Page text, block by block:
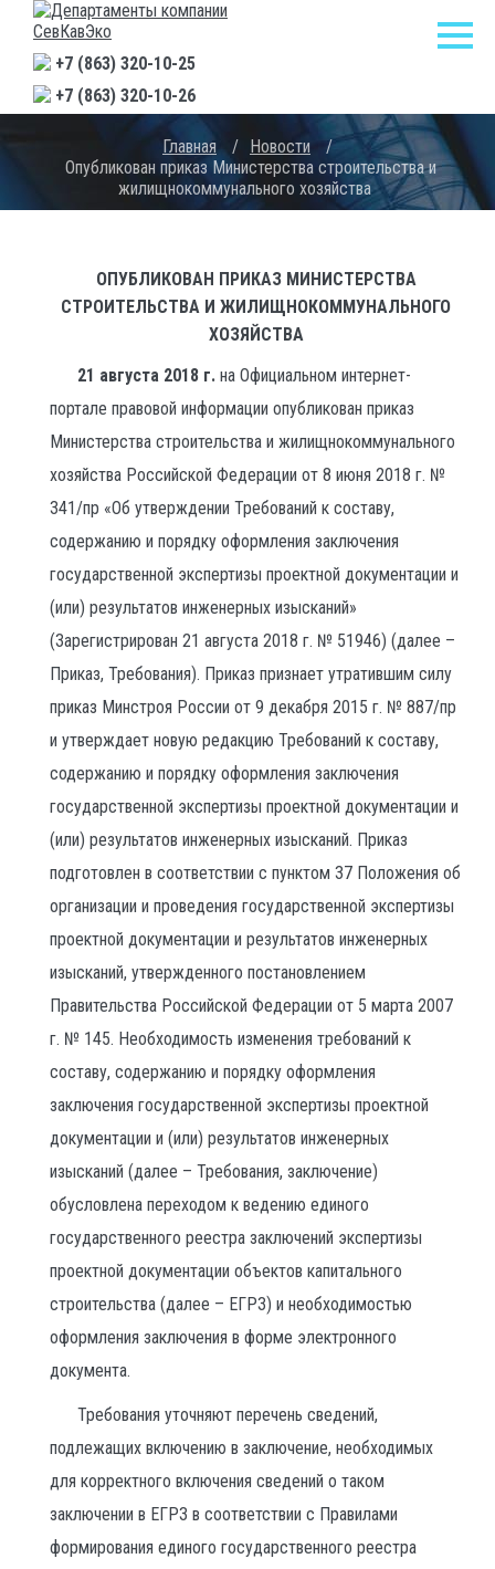
+7 (863) 320-10-25
+7 (863) 320-10-26
Главная / Новости
/
Опубликован приказ Министерства строительства и
жилищнокоммунального хозяйства
ОПУБЛИКОВАН ПРИКАЗ МИНИСТЕРСТВА
СТРОИТЕЛЬСТВА И ЖИЛИЩНОКОММУНАЛЬНОГО
ХОЗЯЙСТВА
21 августа 2018 г.на Официальном интернет-
портале правовой информации опубликован приказ
Министерства строительства и жилищнокоммунального
хозяйства Российской Федерации от 8 июня 2018 г. №
341/пр «Об утверждении Требований к составу,
содержанию и порядку оформления заключения
государственной экспертизы проектной документации и
(или) результатов инженерных изысканий»
(Зарегистрирован 21 августа 2018 г. № 51946) (далее –
Приказ, Требования). Приказ признает утратившим силу
приказ Минстроя России от 9 декабря 2015 г. № 887/пр
и утверждает новую редакцию Требований к составу,
содержанию и порядку оформления заключения
государственной экспертизы проектной документации и
(или) результатов инженерных изысканий. Приказ
подготовлен в соответствии с пунктом 37 Положения об
организации и проведения государственной экспертизы
проектной документации и результатов инженерных
изысканий, утвержденного постановлением
Правительства Российской Федерации от 5 марта 2007
г. № 145. Необходимость изменения требований к
составу, содержанию и порядку оформления
заключения государственной экспертизы проектной
документации и (или) результатов инженерных
изысканий (далее – Требования, заключение)
обусловлена переходом к ведению единого
государственного реестра заключений экспертизы
проектной документации объектов капитального
строительства (далее – ЕГРЗ) и необходимостью
оформления заключения в форме электронного
документа.
Требования уточняют перечень сведений,
подлежащих включению в заключение, необходимых
для корректного включения сведений о таком
заключении в ЕГРЗ в соответствии с Правилами
формирования единого государственного реестра